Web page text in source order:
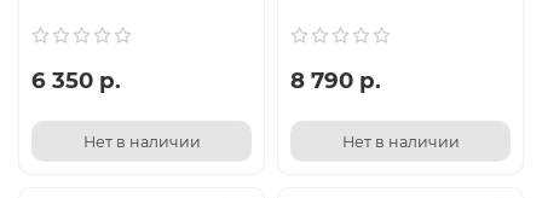
6 350 р.
Нет в наличии
8 790 р.
Нет в наличии